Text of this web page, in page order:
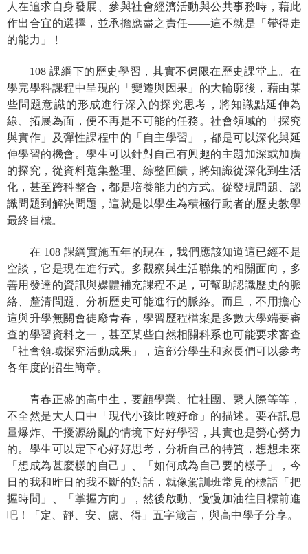
人在追求自身發展、參與社會經濟活動與公共事務時，藉此
作出合宜的選擇，並承擔應盡之責任——這不就是「帶得走
的能力」﹗
108課綱下的歷史學習，其實不侷限在歷史課堂上。在
學完學科課程中呈現的「變遷與因果」的大輪廓後，藉由某
些問題意識的形成進行深入的探究思考，將知識點延伸為
線、拓展為面，便不再是不可能的任務。社會領域的「探究
與實作」及彈性課程中的「自主學習」，都是可以深化與延
伸學習的機會。學生可以針對自己有興趣的主題加深或加廣
的探究，從資料蒐集整理、綜整回饋，將知識從深化到生活
化，甚至跨科整合，都是培養能力的方式。從發現問題、認
識問題到解決問題，這就是以學生為積極行動者的歷史教學
最終目標。
在 108 課綱實施五年的現在，我們應該知道這已經不是
空談，它是現在進行式。多觀察與生活聯集的相關面向，多
善用發達的資訊與媒體補充課程不足，可幫助認識歷史的脈
絡、釐清問題、分析歷史可能進行的脈絡。而且，不用擔心
這與升學無關會徒廢青春，學習歷程檔案是多數大學端要審
查的學習資料之一，甚至某些自然相關科系也可能要求審查
「社會領域探究活動成果」，這部分學生和家長們可以參考
各年度的招生簡章。
青春正盛的高中生，要顧學業、忙社團、繫人際等等，
不全然是大人口中「現代小孩比較好命」的描述。要在訊息
量爆炸、干擾源紛亂的情境下好好學習，其實也是勞心勞力
的。學生可以定下心好好思考，分析自己的特質，想想未來
「想成為甚麼樣的自己」、「如何成為自己要的樣子」，今
日的我和昨日的我不斷的對話，就像駕訓班常見的標語「把
握時間」、「掌握方向」，然後啟動、慢慢加油往目標前進
吧！「定、靜、安、慮、得」五字箴言，與高中學子分享。